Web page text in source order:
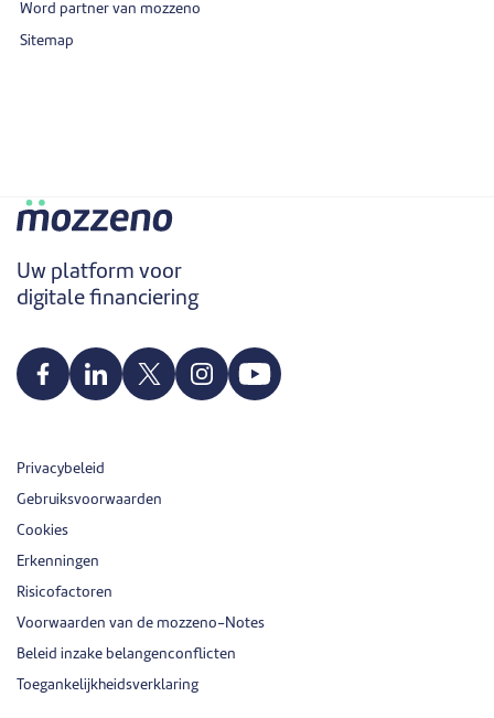
Word partner van mozzeno
Sitemap
Uw platform voor
digitale financiering
Privacybeleid
Gebruiksvoorwaarden
Cookies
Erkenningen
Risicofactoren
Voorwaarden van de mozzeno-Notes
Beleid inzake belangenconflicten
Toegankelijkheidsverklaring